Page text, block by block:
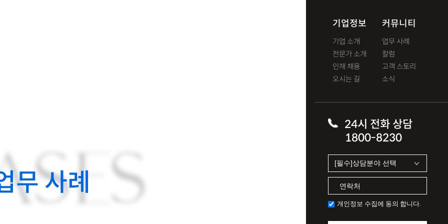
기업정보
기업 소개
전문가 소개
인재 채용
오시는 길
커뮤니티
업무 사례
칼럼
고객 스토리
소식
24시 전화 상담
1800-8230
개인정보 수집에 동의 합니다.
무 사례